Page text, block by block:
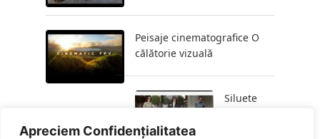
Apreciem Confidențialitatea
Peisaje cinematografice O
călătorie vizuală
Siluete